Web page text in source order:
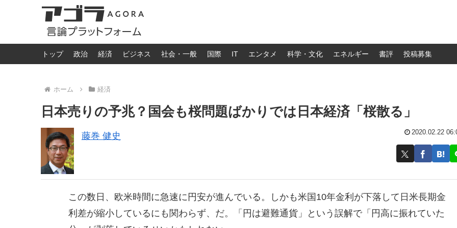
トップ 政治 経済 ビジネス 社会・一般 国際 IT エンタメ 科学・文化 エネルギー 書評 投稿募集
ホーム 経済
日本売りの予兆？国会も桜問題ばかりでは日本経済「桜散る」
藤巻 健史 2020.02.22
この数日、欧米時間に急速に円安が進んでいる。しかも米国10年金利が下落して日米長期金
利差が縮小しているにも関わらず、だ。「円は避難通貨」という誤解で「円高に振れていた